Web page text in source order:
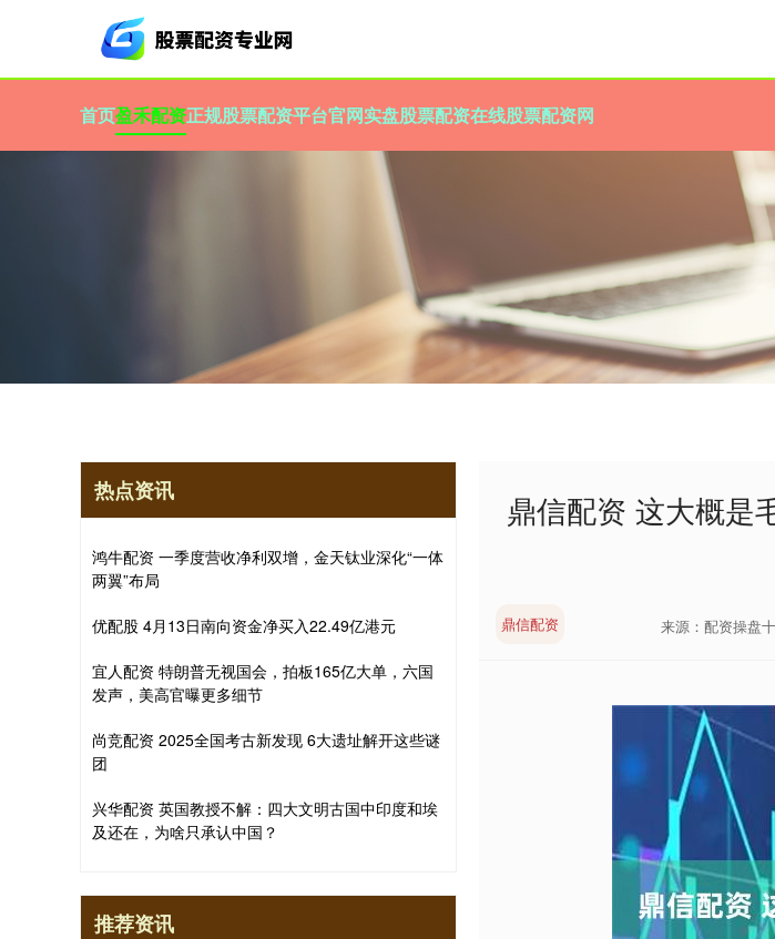
首页盈禾配资正规股票配资平台官网实盘股票配资在线股票配资网
鼎信配资 这大概是
鼎信配资 来源：配资操盘
热点资讯
鸿牛配资 一季度营收净利双增，金天钛业深化“一体
两翼”布局
优配股 4月13日南向资金净买入22.49亿港元
宜人配资 特朗普无视国会，拍板165亿大单，六国
发声，美高官曝更多细节
尚竞配资 2025全国考古新发现 6大遗址解开这些谜
团
兴华配资 英国教授不解：四大文明古国中印度和埃
及还在，为啥只承认中国？
推荐资讯